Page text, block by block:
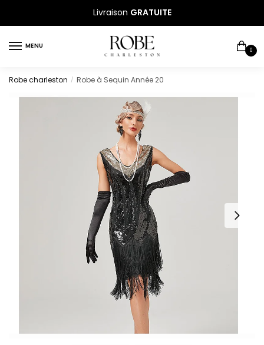
navigation
Livraison GRATUITE
MENU
0
Robe charleston / Robe à Sequin Année 20